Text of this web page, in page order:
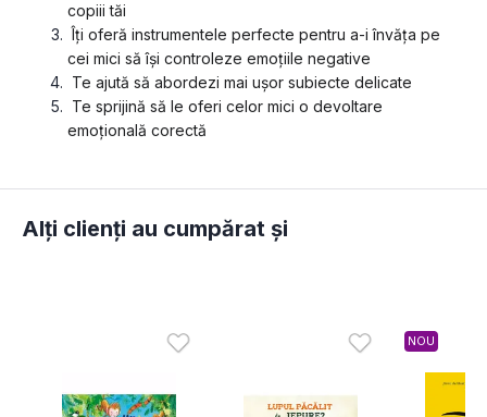
copiii tăi
Îți oferă instrumentele perfecte pentru a-i învăța pe
cei mici să își controleze emoțiile negative
Te ajută să abordezi mai ușor subiecte delicate
Te sprijină să le oferi celor mici o devoltare
emoțională corectă
Alți clienți au cumpărat și
NOU